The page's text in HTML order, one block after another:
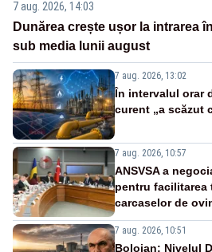
7 aug. 2026, 14:03
Dunărea crește ușor la intrarea
sub media lunii august
7 aug. 2026, 13:02
În intervalul orar
curent „a scăzut
7 aug. 2026, 10:57
ANSVSA a
pentru facilitarea
carcaselor de
7 aug. 2026, 10:51
Bolojan: Nivelul